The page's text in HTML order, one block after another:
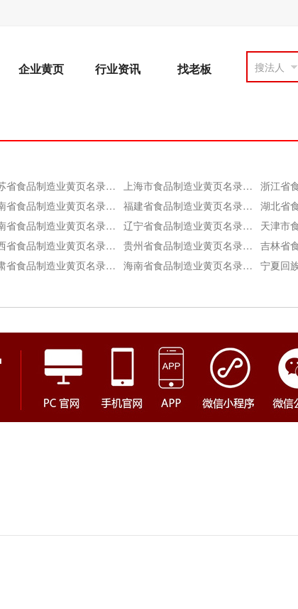
企业黄页 行业资讯 找老板 搜法人
江苏省食品制造业黄页名录大全 上海市食品制造业黄页名录大全
河南省食品制造业黄页名录大全 福建省食品制造业黄页名录大全
湖南省食品制造业黄页名录大全 辽宁省食品制造业黄页名录大全
山西省食品制造业黄页名录大全 贵州省食品制造业黄页名录大全
甘肃省食品制造业黄页名录大全 海南省食品制造业黄页名录大全